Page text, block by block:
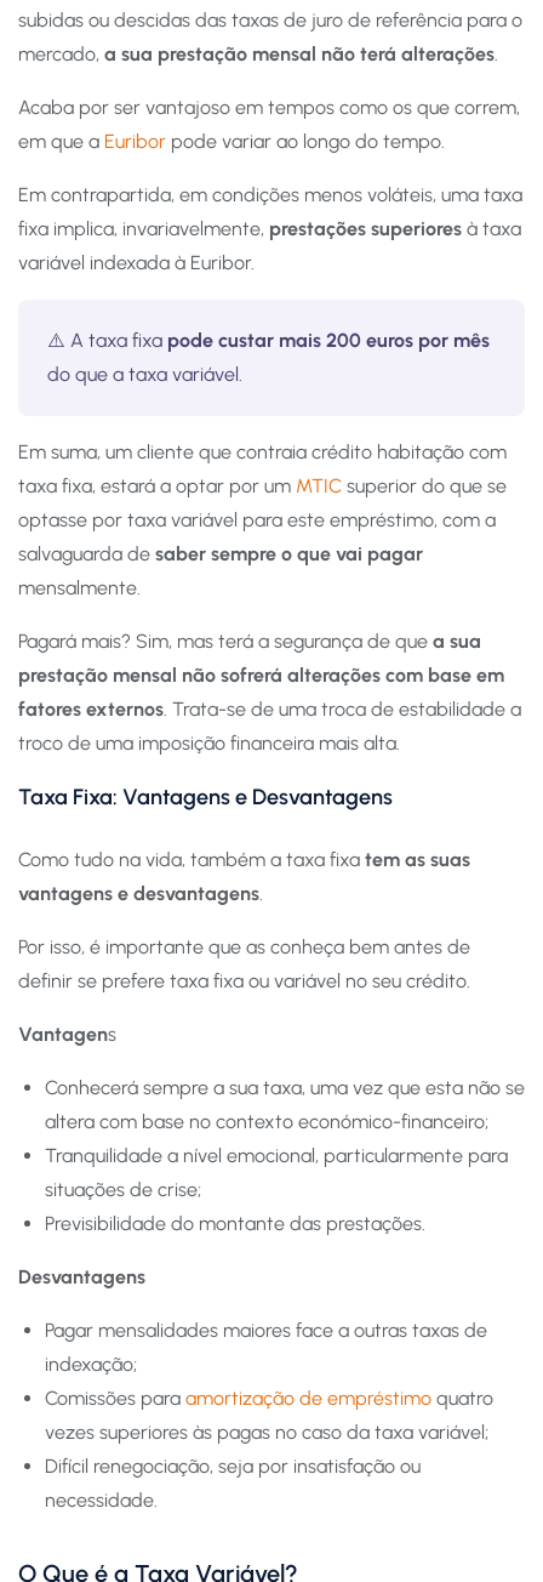
subidas ou descidas das taxas de juro de referência para o
mercado, a sua prestação mensal não terá alterações.
Acaba por ser vantajoso em tempos como os que correm,
em que a Euribor pode variar ao longo do tempo.
Em contrapartida, em condições menos voláteis, uma taxa
fixa implica, invariavelmente, prestações superiores à taxa
variável indexada à Euribor.
⚠️ A taxa fixa pode custar mais 200 euros por mês
do que a taxa variável.
Em suma, um cliente que contraia crédito habitação com
taxa fixa, estará a optar por um MTIC superior do que se
optasse por taxa variável para este empréstimo, com a
salvaguarda de saber sempre o que vai pagar
mensalmente.
Pagará mais? Sim, mas terá a segurança de que a sua
prestação mensal não sofrerá alterações com base em
fatores externos. Trata-se de uma troca de estabilidade a
troco de uma imposição financeira mais alta.
Taxa Fixa: Vantagens e Desvantagens
Como tudo na vida, também a taxa fixa tem as suas
vantagens e desvantagens.
Por isso, é importante que as conheça bem antes de
definir se prefere taxa fixa ou variável no seu crédito.
Vantagens
Conhecerá sempre a sua taxa, uma vez que esta não se
altera com base no contexto económico-financeiro;
Tranquilidade a nível emocional, particularmente para
situações de crise;
Previsibilidade do montante das prestações.
Desvantagens
Pagar mensalidades maiores face a outras taxas de
indexação;
Comissões para amortização de empréstimo quatro
vezes superiores às pagas no caso da taxa variável;
Difícil renegociação, seja por insatisfação ou
necessidade.
O Que é a Taxa Variável?